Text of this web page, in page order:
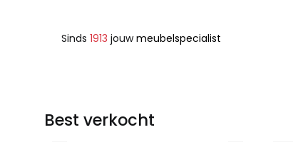
Sinds 1913 jouwmeubelspecialist
Best verkocht